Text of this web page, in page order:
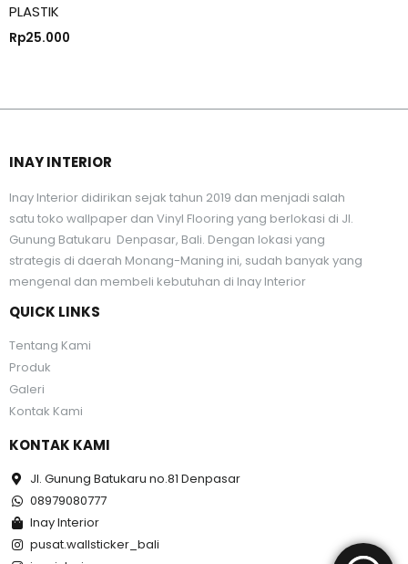
PLASTIK
Rp25.000
INAY INTERIOR
Inay Interior didirikan sejak tahun 2019 dan menjadi salah
satu toko wallpaper dan Vinyl Flooring yang berlokasi di Jl.
Gunung Batukaru Denpasar, Bali. Dengan lokasi yang
strategis di daerah Monang-Maning ini, sudah banyak yang
mengenal dan membeli kebutuhan di Inay Interior
QUICK LINKS
Tentang Kami
Produk
Galeri
Kontak Kami
KONTAK KAMI
Jl. Gunung Batukaru no.81 Denpasar
08979080777
Inay Interior
pusat.wallsticker_bali